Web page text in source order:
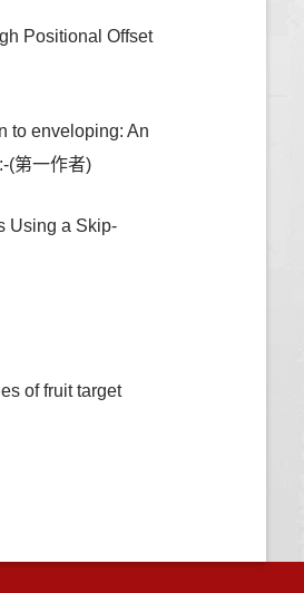
Positional Offset
to enveloping: An
(第一作者)
Using a Skip-
of fruit target